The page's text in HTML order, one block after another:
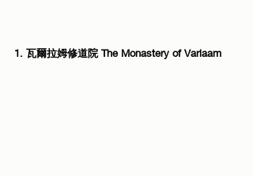
1. 瓦爾拉姆修道院 The Monastery of Varlaam